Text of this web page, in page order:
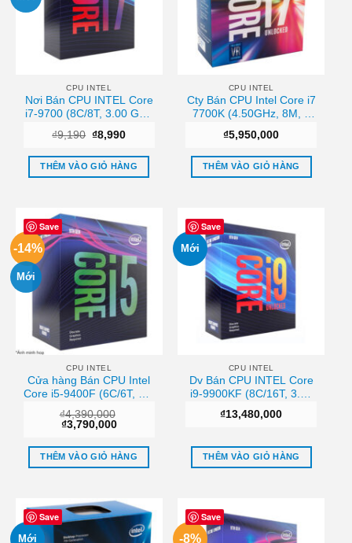
CPU INTEL
Nơi Bán CPU INTEL Core
i7-9700 (8C/8T, 3.00 GHz
1151-v2 Giá rẻ
₫9,190 Giá
gốc
là:
₫9,190.
₫8,990Giá
tại
là:
₫8,990.
THÊM VÀO GIỎ HÀNG
CPU INTEL
Cty Bán CPU Intel Core i7
7700K (4.50GHz, 8M, 4
chưa gồm Fan Giá rẻ
₫5,950,000
THÊM VÀO GIỎ HÀNG
Save
-14%
Mới
CPU INTEL
Cửa hàng Bán CPU Intel
Core i5-9400F (6C/6T, 2.9
– 4.1 GHz, 9MB) – LGA
1151-v2 Sài gòn
₫4,390,000
Giá
là:
₫4,390,000.
₫3,790,000Giá
tại
là:
₫3,790,000.
THÊM VÀO GIỎ HÀNG
Save
Mới
CPU INTEL
Dv Bán CPU INTEL Core
i9-9900KF (8C/16T, 3.60
GHz up to 5.00 GHz,
16MB) – 1151-v2 Chất
₫13,480,000
THÊM VÀO GIỎ HÀNG
Save
Mới
Save
-8%